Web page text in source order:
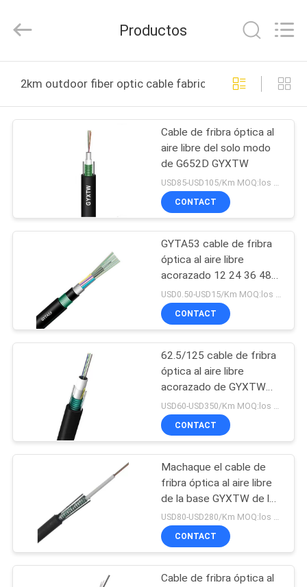
PRODUCTOS
NOSOTROS
VIAJE
FÁBRICA
CONTROL
CALIDAD
ÉNTRENOS
EN
CONTACTO
NOTICIAS
Weiruo
Communication
All
Reserved.
Productos
2km outdoor fiber optic cable fabricación en línea
Cable de fribra óptica al
aire libre del solo modo
de G652D GYXTW
USD85-USD105/Km MOQ:los 5.0km
CONTACT
GYTA53 cable de fribra
óptica al aire libre
acorazado 12 24 36 48
72 192 solo modo de
144 bases
CONTACT
62.5/125 cable de fribra
óptica al aire libre
acorazado de GYXTW
SM 9/125
CONTACT
Machaque el cable de
fribra óptica al aire libre
de la base GYXTW de la
flexibilidad 2-48 de la
resistencia
USD80-USD280/Km MOQ:los 4.99km
CONTACT
Cable de fribra óptica al